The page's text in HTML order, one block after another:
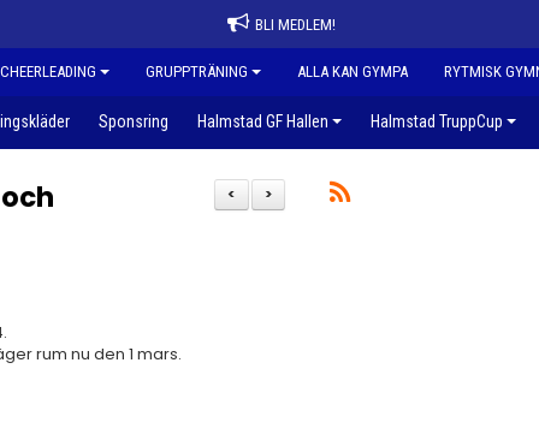
BLI MEDLEM!
CHEERLEADING GRUPPTRÄNING ALLA KAN GYMPA RYTMISK
Sponsring Halmstad GF Hallen Halmstad TruppCup
>
<
rum nu den 1 mars.